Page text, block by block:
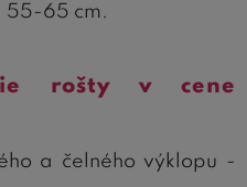
55-65 cm.
rošty v cene
a čelného výklopu -